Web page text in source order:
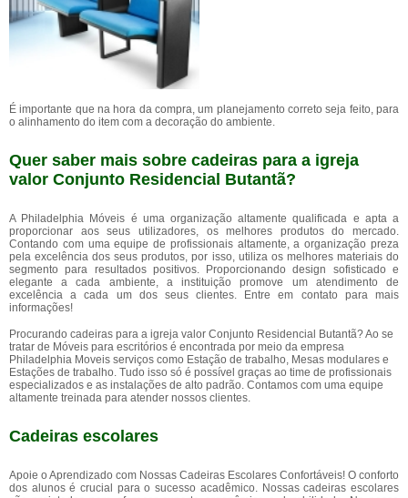
É importante que na hora da compra, um planejamento correto seja feito, para
o alinhamento do item com a decoração do ambiente.
Quer saber mais sobre cadeiras para a igreja
valor Conjunto Residencial Butantã?
A Philadelphia Móveis é uma organização altamente qualificada e apta a
proporcionar aos seus utilizadores, os melhores produtos do mercado.
Contando com uma equipe de profissionais altamente, a organização preza
pela excelência dos seus produtos, por isso, utiliza os melhores materiais do
segmento para resultados positivos. Proporcionando design sofisticado e
elegante a cada ambiente, a instituição promove um atendimento de
excelência a cada um dos seus clientes. Entre em contato para mais
informações!
Procurando cadeiras para a igreja valor Conjunto Residencial Butantã? Ao se
tratar de Móveis para escritórios é encontrada por meio da empresa
Philadelphia Moveis serviços como Estação de trabalho, Mesas modulares e
Estações de trabalho. Tudo isso só é possível graças ao time de profissionais
especializados e as instalações de alto padrão. Contamos com uma equipe
altamente treinada para atender nossos clientes.
Cadeiras escolares
Apoie o Aprendizado com Nossas Cadeiras Escolares Confortáveis! O conforto
dos alunos é crucial para o sucesso acadêmico. Nossas cadeiras escolares